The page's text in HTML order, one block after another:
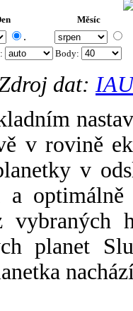
Měsíc
.
Body:
dat:
v rovině
v
a
planet